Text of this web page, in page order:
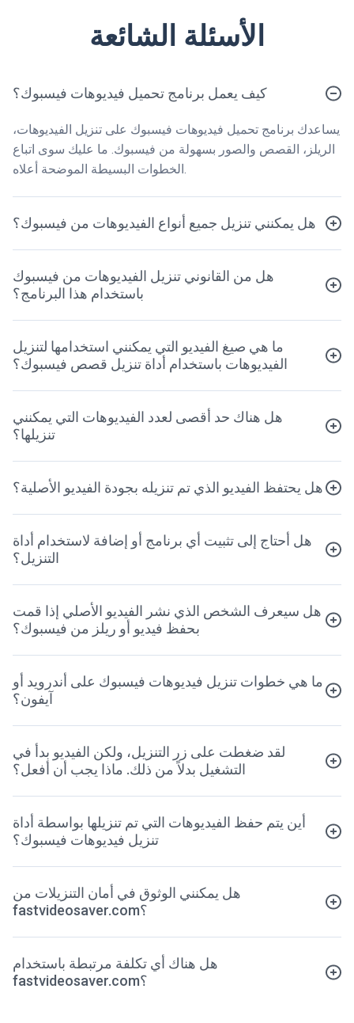
الأسئلة الشائعة
كيف يعمل برنامج تحميل فيديوهات فيسبوك؟
يساعدك برنامج تحميل فيديوهات فيسبوك على تنزيل الفيديوهات،
الريلز، القصص والصور بسهولة من فيسبوك. ما عليك سوى اتباع
هل يمكنني تنزيل جميع أنواع الفيديوهات من فيسبوك؟
هل من القانوني تنزيل الفيديوهات من فيسبوك
باستخدام هذا البرنامج؟
ما هي صيغ الفيديو التي يمكنني استخدامها لتنزيل
الفيديوهات باستخدام أداة تنزيل قصص فيسبوك؟
هل هناك حد أقصى لعدد الفيديوهات التي يمكنني
تنزيلها؟
هل يحتفظ الفيديو الذي تم تنزيله بجودة الفيديو الأصلية؟
هل أحتاج إلى تثبيت أي برنامج أو إضافة لاستخدام أداة
التنزيل؟
هل سيعرف الشخص الذي نشر الفيديو الأصلي إذا قمت
بحفظ فيديو أو ريلز من فيسبوك؟
ما هي خطوات تنزيل فيديوهات فيسبوك على أندرويد أو
آيفون؟
لقد ضغطت على زر التنزيل، ولكن الفيديو بدأ في
التشغيل بدلاً من ذلك. ماذا يجب أن أفعل؟
أين يتم حفظ الفيديوهات التي تم تنزيلها بواسطة أداة
تنزيل فيديوهات فيسبوك؟
هل يمكنني الوثوق في أمان التنزيلات من
fastvideosaver.com؟
هل هناك أي تكلفة مرتبطة باستخدام
fastvideosaver.com؟